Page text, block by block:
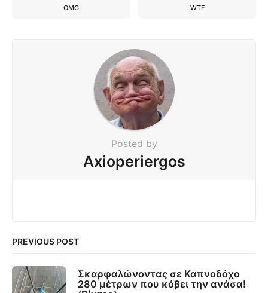
OMG WTF
Posted by
Axioperiergos
PREVIOUS POST
Σκαρφαλώνοντας σε Καπνοδόχο
280 μέτρων που κόβει την ανάσα!